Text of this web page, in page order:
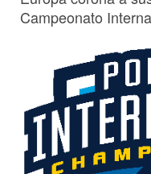
Campeonato